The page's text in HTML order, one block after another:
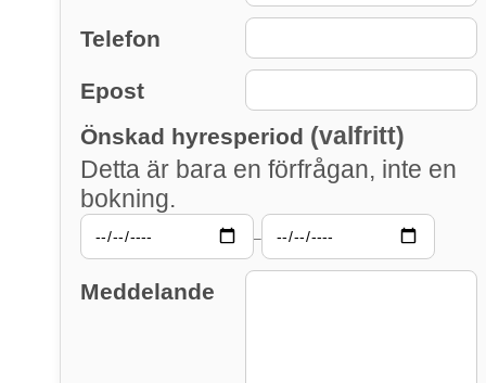
Telefon
Epost
Önskad hyresperiod (valfritt)
Detta är bara en förfrågan, inte en
bokning.
–
Meddelande